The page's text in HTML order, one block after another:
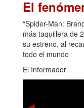
El
“Spider-Man:
más taquillera de
su estreno, al
todo el mundo
El Informador